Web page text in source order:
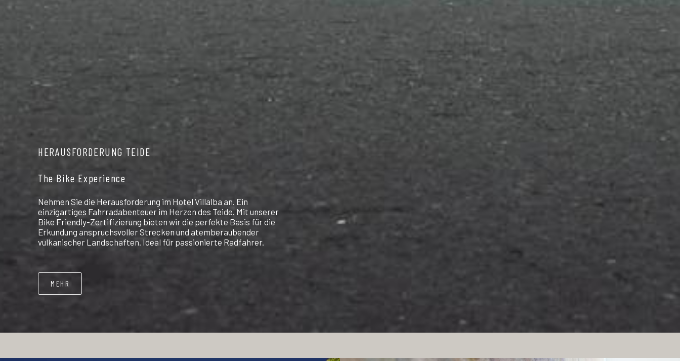
HERAUSFORDERUNG TEIDE
The Bike Experience
Nehmen Sie die Herausforderung im Hotel Villalba an. Ein
einzigartiges Fahrradabenteuer im Herzen des Teide. Mit unserer
Bike Friendly-Zertifizierung bieten wir die perfekte Basis für die
Erkundung anspruchsvoller Strecken und atemberaubender
vulkanischer Landschaften. Ideal für passionierte Radfahrer.
MEHR